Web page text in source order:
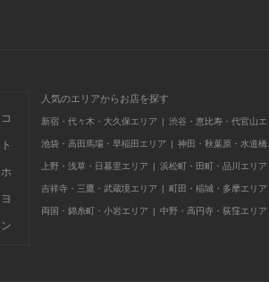
コ
ト
ホ
ヨ
ン
人気のエリアからお店を探す
新宿・代々木・大久保エリア 渋谷・恵比寿・代官山エ
池袋・高田馬場・早稲田エリア 神田・秋葉原・水道橋
上野・浅草・日暮里エリア 浜松町・田町・品川エリア
吉祥寺・三鷹・武蔵境エリア 町田・稲城・多摩エリア
両国・錦糸町・小岩エリア 中野・高円寺・荻窪エリア